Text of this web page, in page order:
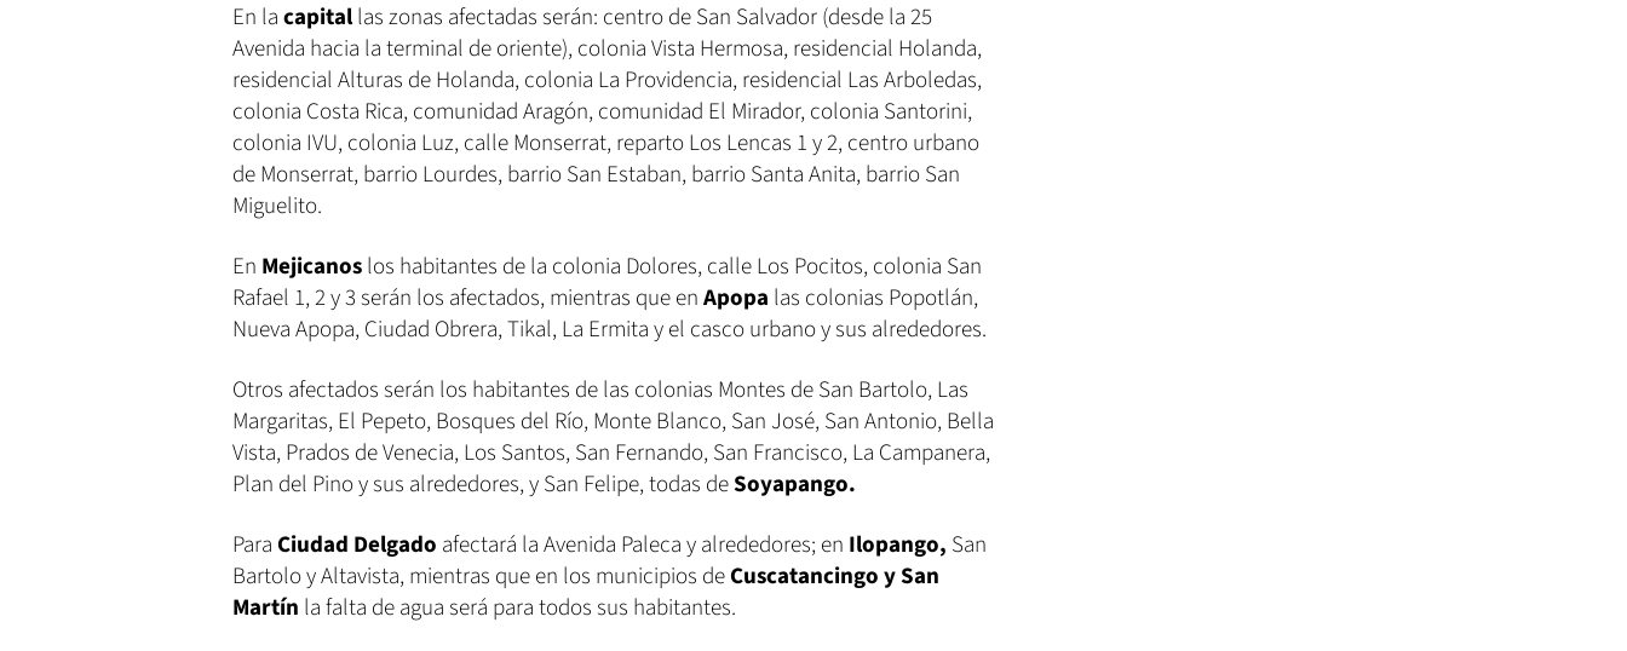
En lacapitallas zonas afectadas serán: centro de San Salvador (desde la 25
Avenida hacia la terminal de oriente), colonia Vista Hermosa, residencial Holanda,
residencial Alturas de Holanda, colonia La Providencia, residencial Las Arboledas,
colonia Costa Rica, comunidad Aragón, comunidad El Mirador, colonia Santorini,
colonia IVU, colonia Luz, calle Monserrat, reparto Los Lencas 1 y 2, centro urbano
de Monserrat, barrio Lourdes, barrio San Estaban, barrio Santa Anita, barrio San
Miguelito.
En Mejicanoslos habitantes de la colonia Dolores, calle Los Pocitos, colonia San
Rafael 1, 2 y 3 serán los afectados, mientras que enApopa las colonias Popotlán,
Nueva Apopa, Ciudad Obrera, Tikal, La Ermita y el casco urbano y sus alrededores.
Otros afectados serán los habitantes de las colonias Montes de San Bartolo, Las
Margaritas, El Pepeto, Bosques del Río, Monte Blanco, San José, San Antonio, Bella
Vista, Prados de Venecia, Los Santos, San Fernando, San Francisco, La Campanera,
Plan del Pino y sus alrededores, y San Felipe, todas deSoyapango.
Para Ciudad Delgado afectará la Avenida Paleca y alrededores; en Ilopango, San
Bartolo y Altavista, mientras que en los municipios deCuscatancingo y San
Martín la falta de agua será para todos sus habitantes.